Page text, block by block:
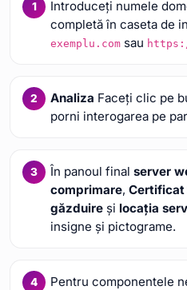
Introduceți numele
completă în caseta de
exemplu.comsau
Analiza Faceți clic pe
porni interogarea pe
În panoul final server
comprimare, Certificat
găzduireși locația
insigne și pictograme.
Pentru componentele